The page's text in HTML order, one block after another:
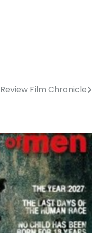
Review Film Chronicle